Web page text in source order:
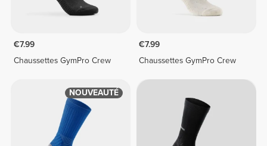
€7.99
Chaussettes GymPro Crew
€7.99
Chaussettes GymPro Crew
NOUVEAUTÉ